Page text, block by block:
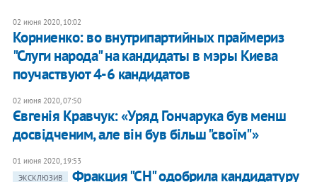
02 июня 2020, 10:02
Корниенко: во внутрипартийных праймериз
"Слуги народа" на кандидаты в мэры Киева
поучаствуют 4-6 кандидатов
02 июня 2020, 07:50
Євгенія Кравчук: «Уряд Гончарука був менш
досвідченим, але він був більш "своїм"»
01 июня 2020, 19:53
ЭКСКЛЮЗИВ
Фракция "СН" одобрила кандидатуру